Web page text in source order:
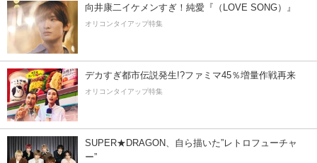
向井康二イケメンすぎ！純愛『（LOVE SONG）』
オリコンタイアップ特集
デカすぎ都市伝説発生!?ファミマ45％増量作戦再来
オリコンタイアップ特集
SUPER★DRAGON、自ら描いた”レトロフューチャ
ー”